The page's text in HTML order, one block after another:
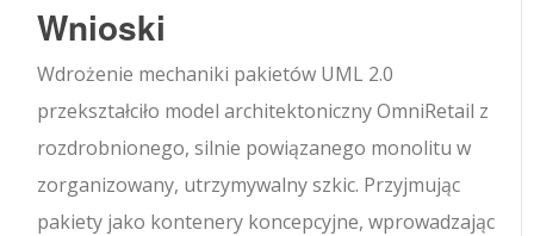
Wnioski
Wdrożenie mechaniki pakietów UML 2.0
przekształciło model architektoniczny OmniRetail z
rozdrobnionego, silnie powiązanego monolitu w
zorganizowany, utrzymywalny szkic. Przyjmując
pakiety jako kontenery koncepcyjne, wprowadzając